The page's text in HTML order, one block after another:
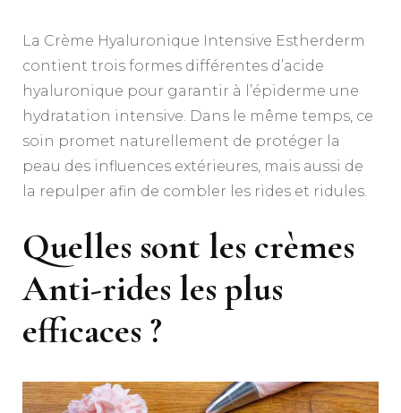
La Crème Hyaluronique Intensive Estherderm
contient trois formes différentes d’acide
hyaluronique pour garantir à l’épiderme une
hydratation intensive. Dans le même temps, ce
soin promet naturellement de protéger la
peau des influences extérieures, mais aussi de
la repulper afin de combler les rides et ridules.
Quelles sont les crèmes
Anti-rides les plus
efficaces ?